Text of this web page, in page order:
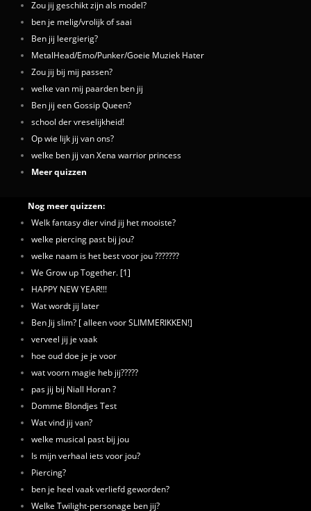
Zou jij geschikt zijn als model?
ben je melig/vrolijk of saai
Ben jij leergierig?
MetalHead/Emo/Punker/Goeie Muziek Hater
Zou jij bij mij passen?
welke van mij paarden ben jij
Ben jij een Gossip Queen?
school der vreselijkheid!
Op wie lijk jij van ons?
welke ben jij van Xena warrior princess
Meer quizzen
Nog meer quizzen:
Welk fantasy dier vind jij het mooiste?
welke piercing past bij jou?
welke naam is het best voor jou ???????
We Grow up Together. [1]
HAPPY NEW YEAR!!!
Wat wordt jij later
Ben Jij slim? [ alleen voor SLIMMERIKKEN!]
verveel jij je vaak
hoe oud doe je je voor
wat voorn magie heb jij?????
pas jij bij Niall Horan ?
Domme Blondjes Test
Wat vind jij van?
welke musical past bij jou
Is mijn verhaal iets voor jou?
Piercing?
ben je heel vaak verliefd geworden?
Welke Twilight-personage ben jij?